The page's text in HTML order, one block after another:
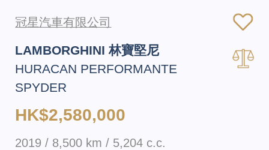
冠星汽車有限公司
LAMBORGHINI 林寶堅尼
HURACAN PERFORMANTE
SPYDER
HK$2,580,000
2019 / 8,500 km / 5,204 c.c.